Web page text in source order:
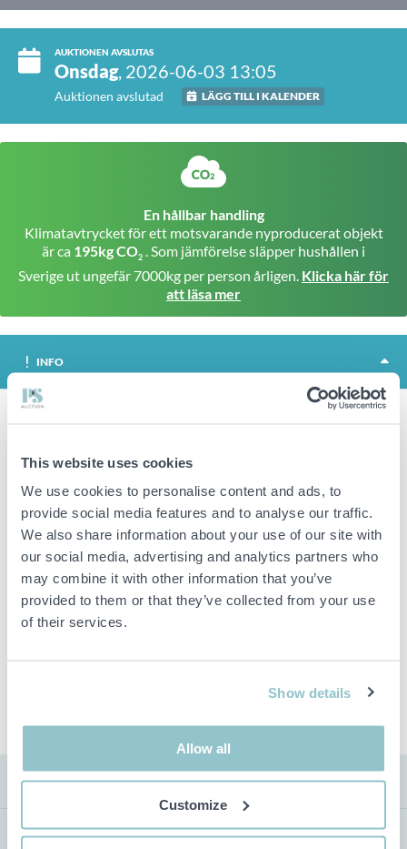
This website uses cookies
We use cookies to personalise content and ads, to
provide social media features and to analyse our traffic.
We also share information about your use of our site with
our social media, advertising and analytics partners who
may combine it with other information that you’ve
provided to them or that they’ve collected from your use
of their services.
Show details
Allow all
Customize
AUKTIONEN AVSLUTAS
Onsdag, 2026-06-03 13:05
Auktionen avslutad LÄGG TILL I KALENDER
En hållbar handling
Klimatavtrycket för ett motsvarande nyproducerat objekt
är ca 195kg CO2 . Som jämförelse släpper hushållen i
Sverige ut ungefär 7000kg per person årligen. Klicka här för
att läsa mer
INFO
FRAKT
VISNING
Viktig info
Buden är bindande och serviceavgiften debiteras på alla
objekt. Eventuella avvikelser från likvärdiga begagnade varor
beskrivs under sektionen Anmärkningar i beskrivningen på
objektet och därmed ansvarar inte PS för avvikelsen.
Objektet är EJ TESTAT av auktionsfirman om inget annat sägs
ingår ej i objektet om detta inte är angett i beskrivningen.